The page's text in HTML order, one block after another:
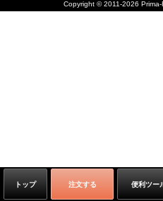
トップ 注文する 便利ツー
Copyright ©2011-2026 Prima-